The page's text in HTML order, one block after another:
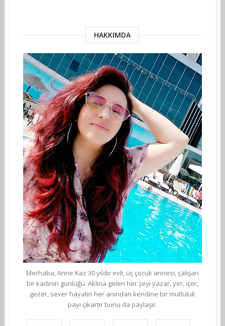
HAKKIMDA
Merhaba, Anne Kaz 30 yıldır evli, üç çocuk annesi, çalışan
bir kadının günlüğü. Aklına gelen her şeyi yazar, yer, içer,
gezer, sever hayatın her anından kendine bir mutluluk
payı çıkartır bunu da paylaşır.